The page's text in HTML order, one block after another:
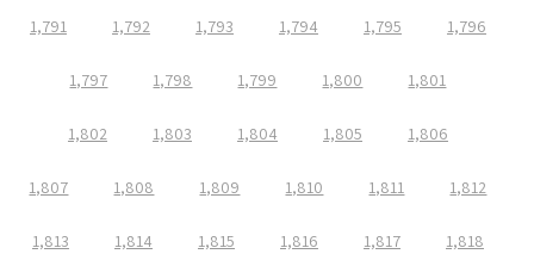
1,791 1,792 1,793 1,794 1,795 1,796
1,797 1,798 1,799 1,800 1,801
1,802 1,803 1,804 1,805 1,806
1,807 1,808 1,809 1,810 1,811 1,812
1,813 1,814 1,815 1,816 1,817 1,818